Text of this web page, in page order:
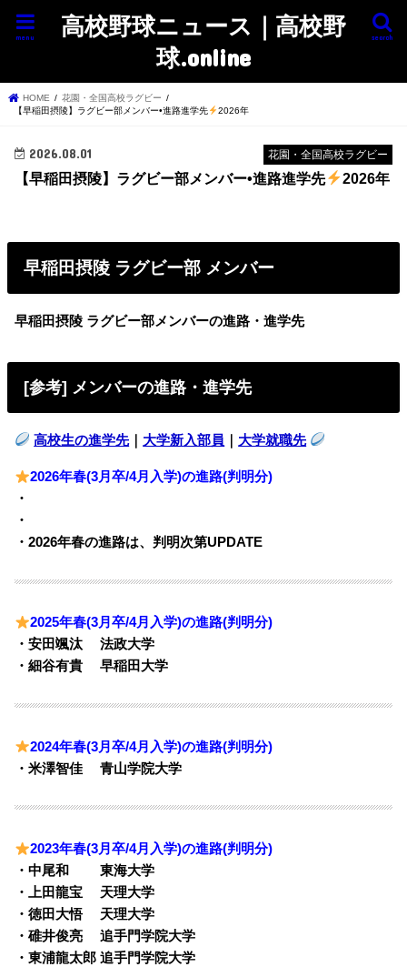
高校野球ニュース｜高校野
球.online
search
menu
HOME
花園・全国高校ラグビー
【早稲田摂陵】ラグビー部メンバー•進路進学先
2026年
花園・全国高校ラグビー
2026.08.01
【早稲田摂陵】ラグビー部メンバー•進路進学先 2026年
早稲田摂陵 ラグビー部 メンバー
早稲田摂陵 ラグビー部メンバーの進路・進学先
[参考] メンバーの進路・進学先
高校生の進学先｜ 大学新入部員 大学就職先
2026年春(3月卒/4月入学)の進路(判明分)
・
・
・2026年春の進路は、判明次第UPDATE
2025年春(3月卒/4月入学)の進路(判明分)
・安田颯汰 法政大学
・細谷有貴 早稲田大学
2024年春(3月卒/4月入学)の進路(判明分)
・米澤智佳 青山学院大学
2023年春(3月卒/4月入学)の進路(判明分)
・中尾和 東海大学
・上田龍宝 天理大学
・徳田大悟 天理大学
・碓井俊亮 追手門学院大学
・東浦龍太郎 追手門学院大学